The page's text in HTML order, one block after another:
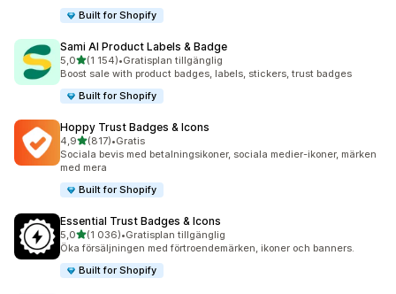
Built for Shopify
Sami AI Product Labels & Badge
5,0av 5 stjärnor
(1 154)
1154 recensioner totalt
•Gratisplan tillgänglig
Boost sale with product badges, labels, stickers, trust badges
Built for Shopify
Hoppy Trust Badges & Icons
4,9av 5 stjärnor
(817)
817 recensioner totalt
•Gratis
Sociala bevis med betalningsikoner, sociala medier-ikoner, märken
med mera
Built for Shopify
Essential Trust Badges & Icons
5,0av 5 stjärnor
(1 036)
1036 recensioner totalt
•Gratisplan tillgänglig
Öka försäljningen med förtroendemärken, ikoner och banners.
Built for Shopify